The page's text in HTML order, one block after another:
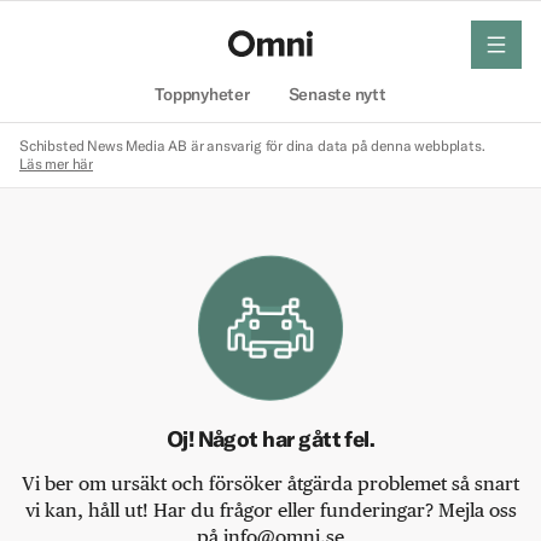
Toppnyheter Senaste nytt
meny
Schibsted News Media AB är ansvarig för dina data på denna webbplats.
Läs mer här
Oj! Något har gått fel.
Vi ber om ursäkt och försöker åtgärda problemet så snart
vi kan, håll ut! Har du frågor eller funderingar? Mejla oss